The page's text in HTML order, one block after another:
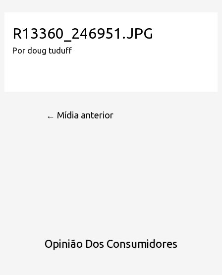
R13360_246951.JPG
Por doug tuduff
← Mídia anterior
Opinião Dos Consumidores